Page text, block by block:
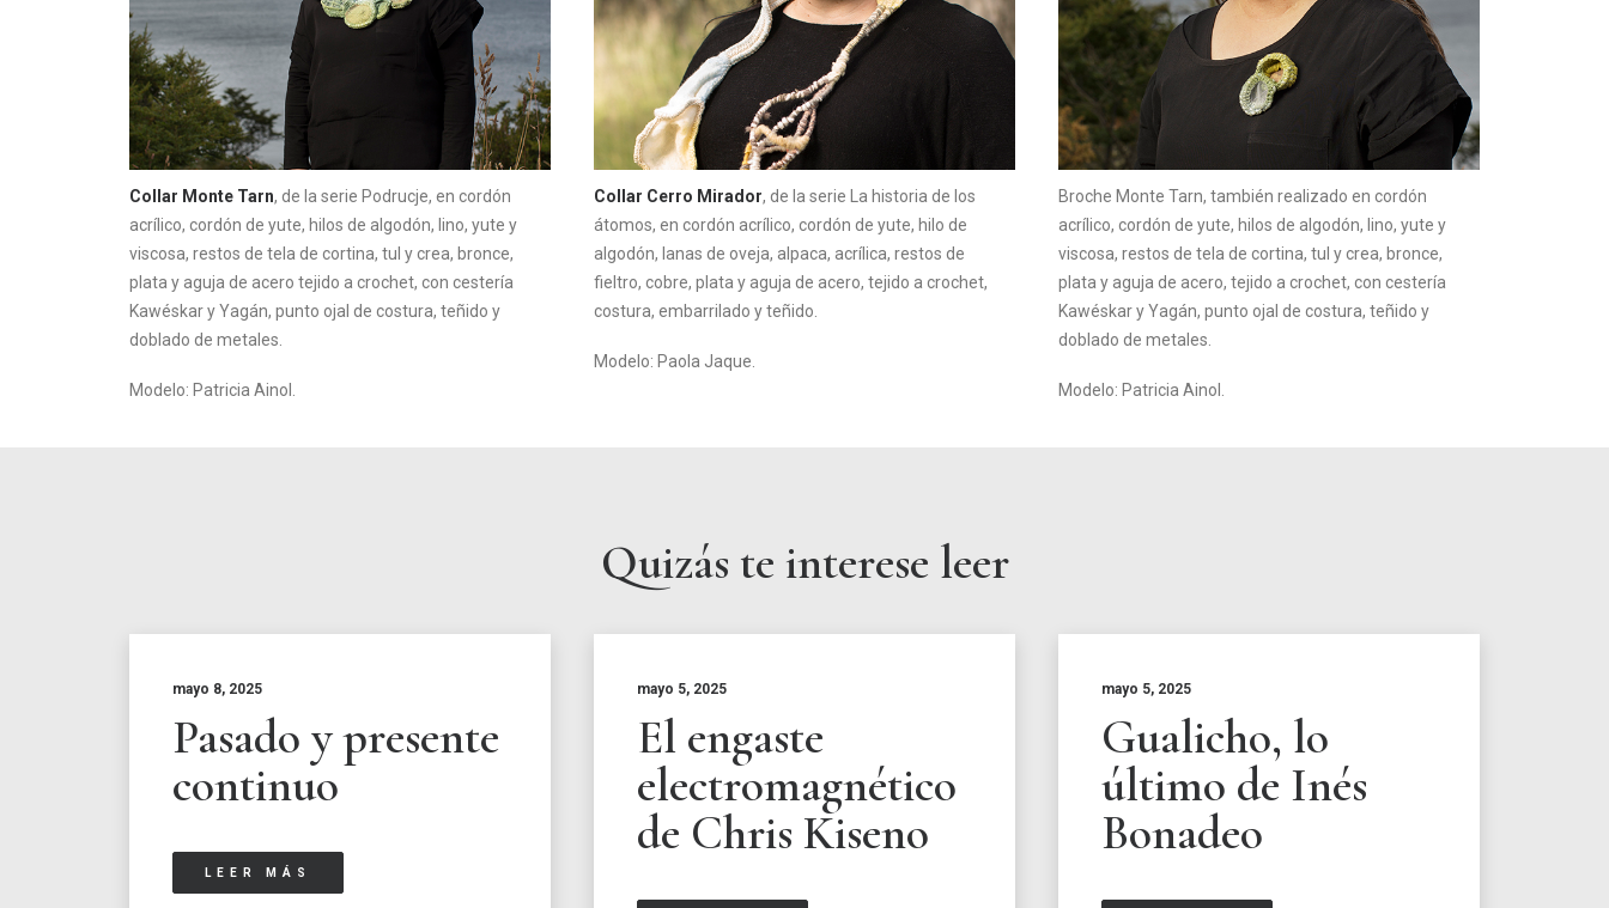
Collar Monte Tarn, de la serie Podrucje, en cordón
acrílico, cordón de yute, hilos de algodón, lino, yute y
viscosa, restos de tela de cortina, tul y crea, bronce,
plata y aguja de acero tejido a crochet, con cestería
Kawéskar y Yagán, punto ojal de costura, teñido y
doblado de metales.
Modelo: Patricia Ainol.
Collar Cerro Mirador, de la serie La historia de los
átomos, en cordón acrílico, cordón de yute, hilo de
algodón, lanas de oveja, alpaca, acrílica, restos de
fieltro, cobre, plata y aguja de acero, tejido a crochet,
costura, embarrilado y teñido.
Modelo: Paola Jaque.
Broche Monte Tarn, también realizado en cordón
acrílico, cordón de yute, hilos de algodón, lino, yute y
viscosa, restos de tela de cortina, tul y crea, bronce,
plata y aguja de acero, tejido a crochet, con cestería
Kawéskar y Yagán, punto ojal de costura, teñido y
doblado de metales.
Modelo: Patricia Ainol.
Quizás te interese leer
mayo 8, 2025
Pasado y presente
continuo
LEER MÁS
mayo 5, 2025
El engaste
electromagnético
de Chris Kiseno
mayo 5, 2025
Gualicho, lo
último de Inés
Bonadeo